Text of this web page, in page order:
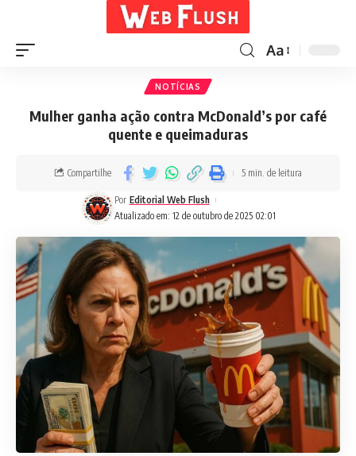
Aa
NOTÍCIAS
Mulher ganha ação contra McDonald’s por café
quente e queimaduras
Atualizado em: 12 de outubro de 2025 02:01
Por Editorial Web Flush
Compartilhe 5 min. de leitura